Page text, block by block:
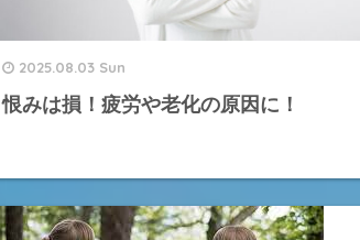
2025.08.03 Sun
恨みは損！疲労や老化の原因に！